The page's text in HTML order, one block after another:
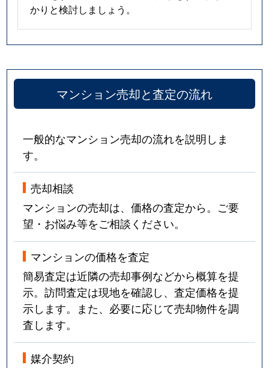
かりと検討しましょう。
マンション売却と査定の流れ
一般的なマンション売却の流れを説明しま
す。
売却相談
マンションの売却は、価格の査定から。ご要
望・お悩み等をご相談ください。
マンションの価格を査定
簡易査定は近隣の売却事例などから概算を提
示。訪問査定は現地を確認し、査定価格を提
示します。また、必要に応じて売却物件を調
査します。
媒介契約